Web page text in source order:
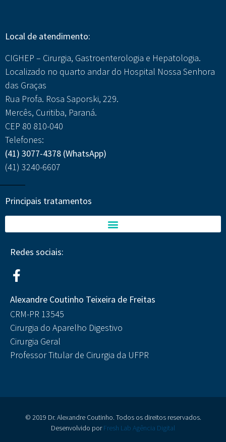
Local de atendimento:
CIGHEP – Cirurgia, Gastroenterologia e Hepatologia.
Localizado no quarto andar do Hospital Nossa Senhora
das Graças
Rua Profa. Rosa Saporski, 229.
Mercês, Curitiba, Paraná.
CEP 80 810-040
Telefones:
(41) 3077-4378 (WhatsApp)
(41) 3240-6607
Principais tratamentos
Redes sociais:
Alexandre Coutinho Teixeira de Freitas
CRM-PR 13545
Cirurgia do Aparelho Digestivo
Cirurgia Geral
Professor Titular de Cirurgia da UFPR
© 2019 Dr. Alexandre Coutinho. Todos os direitos reservados.
Desenvolvido porFresh Lab Agência Digital